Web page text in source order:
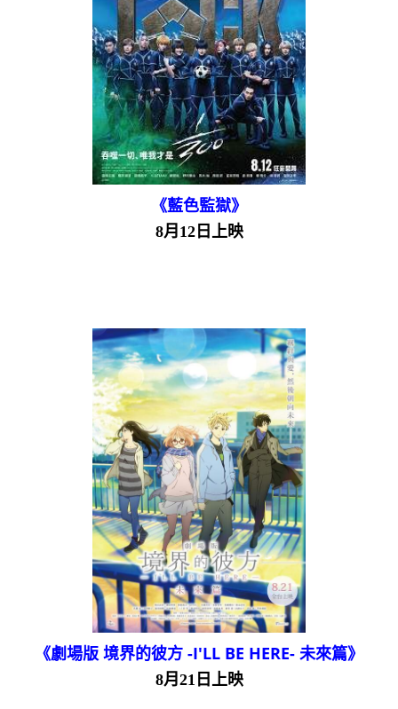
《藍色監獄》
8月12日上映
《劇場版 境界的彼方 -I'LL BE HERE- 未來篇》
8月21日上映